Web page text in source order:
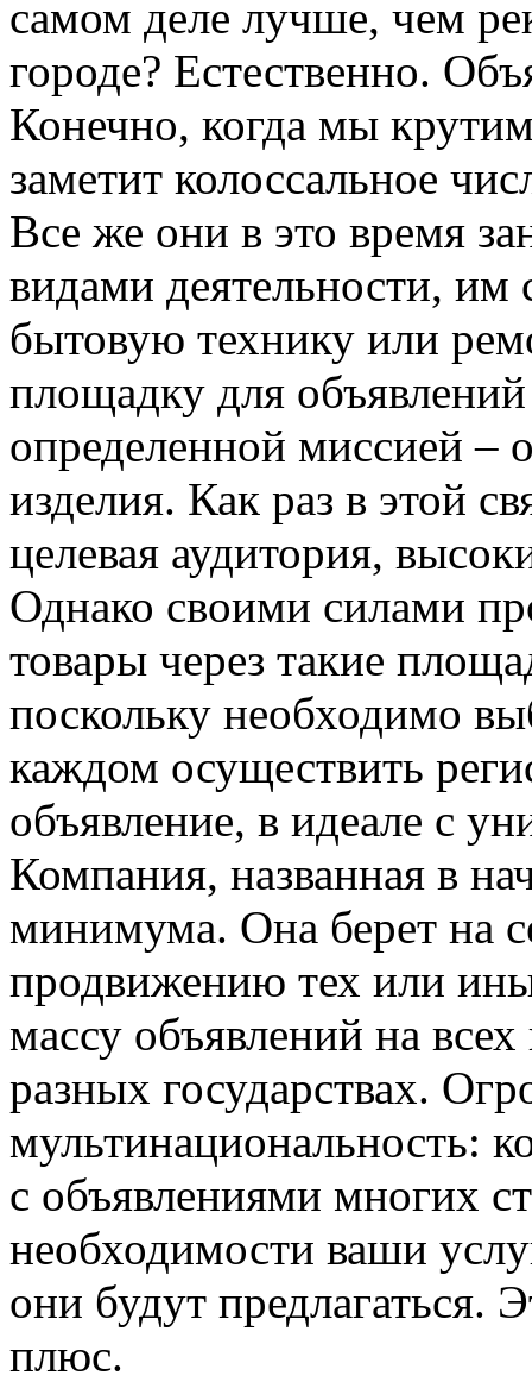
самом деле лучше, чем
городе? Естественно.
Конечно, когда мы
заметит колоссальное
Все же они в это время
видами деятельности, им
бытовую технику или
площадку для объявлений
определенной миссией –
изделия. Как раз в этой
целевая аудитория,
Однако своими силами
товары через такие
поскольку необходимо
каждом осуществить
объявление, в идеале с
Компания, названная в
минимума. Она берет на
продвижению тех или
массу объявлений на
разных государствах.
мультинациональность:
с объявлениями многих
необходимости ваши
они будут предлагаться.
плюс.